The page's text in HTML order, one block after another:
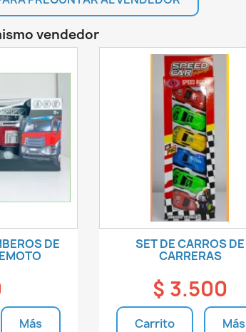
vendedor
DE
Más
SET DE CARROS DE
CARRERAS
$ 3.500
Carrito Más